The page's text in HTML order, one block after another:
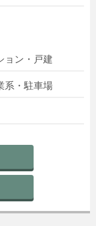
ン・戸建
・駐車場